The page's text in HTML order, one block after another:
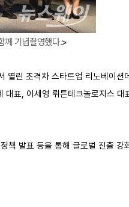
께 기념촬영했다.>
린 초격차 스타트업 리노베이
표, 이세영 뤼튼테크놀로지스
책 발표 등을 통해 글로벌 진출 강